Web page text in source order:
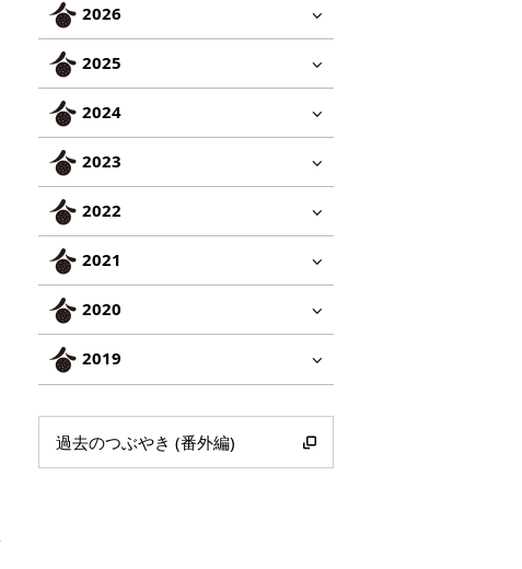
2026
2025
2024
2023
2022
2021
2020
2019
過去のつぶやき (番外編)